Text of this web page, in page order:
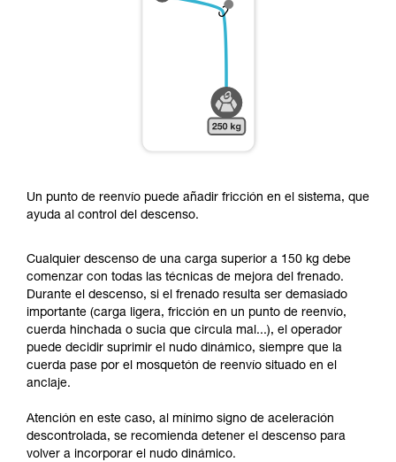
Un punto de reenvío puede añadir fricción en el sistema, que
ayuda al control del descenso.
Cualquier descenso de una carga superior a 150 kg debe
comenzar con todas las técnicas de mejora del frenado.
Durante el descenso, si el frenado resulta ser demasiado
importante (carga ligera, fricción en un punto de reenvío,
cuerda hinchada o sucia que circula mal...), el operador
puede decidir suprimir el nudo dinámico, siempre que la
cuerda pase por el mosquetón de reenvío situado en el
anclaje.
Atención en este caso, al mínimo signo de aceleración
descontrolada, se recomienda detener el descenso para
volver a incorporar el nudo dinámico.